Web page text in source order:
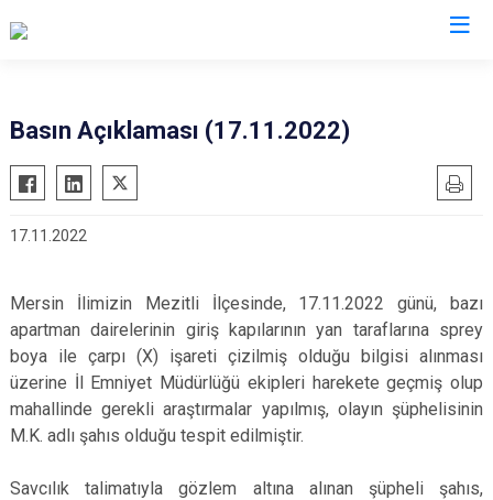
Basın Açıklaması (17.11.2022)
17.11.2022
Mersin İlimizin Mezitli İlçesinde, 17.11.2022 günü, bazı
apartman dairelerinin giriş kapılarının yan taraflarına sprey
boya ile çarpı (X) işareti çizilmiş olduğu bilgisi alınması
üzerine İl Emniyet Müdürlüğü ekipleri harekete geçmiş olup
mahallinde gerekli araştırmalar yapılmış, olayın şüphelisinin
M.K. adlı şahıs olduğu tespit edilmiştir.
Savcılık talimatıyla gözlem altına alınan şüpheli şahıs,